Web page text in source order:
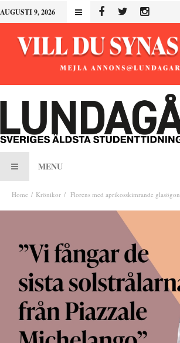
AUGUSTI 9, 2026
MENU
Home Krönikor Florens med aprikosskimrande glasögon